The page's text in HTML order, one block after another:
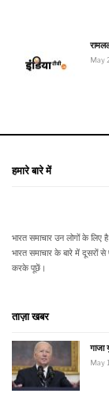
May
हमारे बारे में
भारत समाचार उन लोगों के लिए
भारत समाचार के बारे में दूसरों
करके पूछें।
ताज़ा खबर
गाजा
May